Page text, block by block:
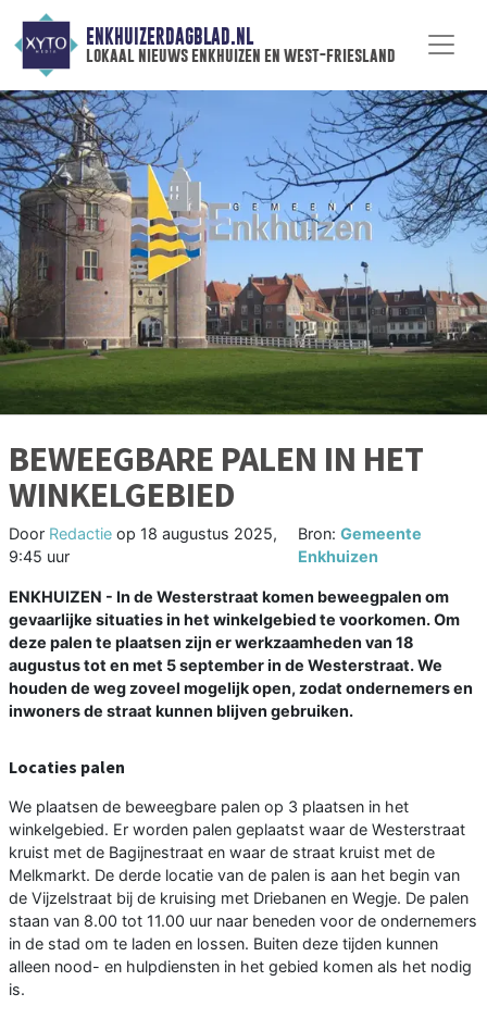
ENKHUIZERDAGBLAD.NL
lokaal nieuws enkhuizen en west-friesland
BEWEEGBARE PALEN IN HET
WINKELGEBIED
Door Redactie op 18 augustus 2025,
9:45 uur
Bron:Gemeente
Enkhuizen
ENKHUIZEN - In de Westerstraat komen beweegpalen om
gevaarlijke situaties in het winkelgebied te voorkomen. Om
deze palen te plaatsen zijn er werkzaamheden van 18
augustus tot en met 5 september in de Westerstraat. We
houden de weg zoveel mogelijk open, zodat ondernemers en
inwoners de straat kunnen blijven gebruiken.
Locaties palen
We plaatsen de beweegbare palen op 3 plaatsen in het
winkelgebied. Er worden palen geplaatst waar de Westerstraat
kruist met de Bagijnestraat en waar de straat kruist met de
Melkmarkt. De derde locatie van de palen is aan het begin van
de Vijzelstraat bij de kruising met Driebanen en Wegje. De palen
staan van 8.00 tot 11.00 uur naar beneden voor de ondernemers
in de stad om te laden en lossen. Buiten deze tijden kunnen
alleen nood- en hulpdiensten in het gebied komen als het nodig
is.